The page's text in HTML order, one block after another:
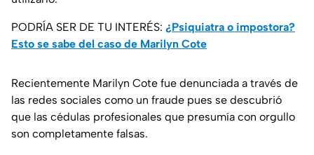
PODRÍA SER DE TU INTERÉS: ¿Psiquiatra o impostora?
Esto se sabe del caso de Marilyn Cote
Recientemente Marilyn Cote fue denunciada a través de
las redes sociales como un fraude pues se descubrió
que las cédulas profesionales que presumía con orgullo
son completamente falsas.